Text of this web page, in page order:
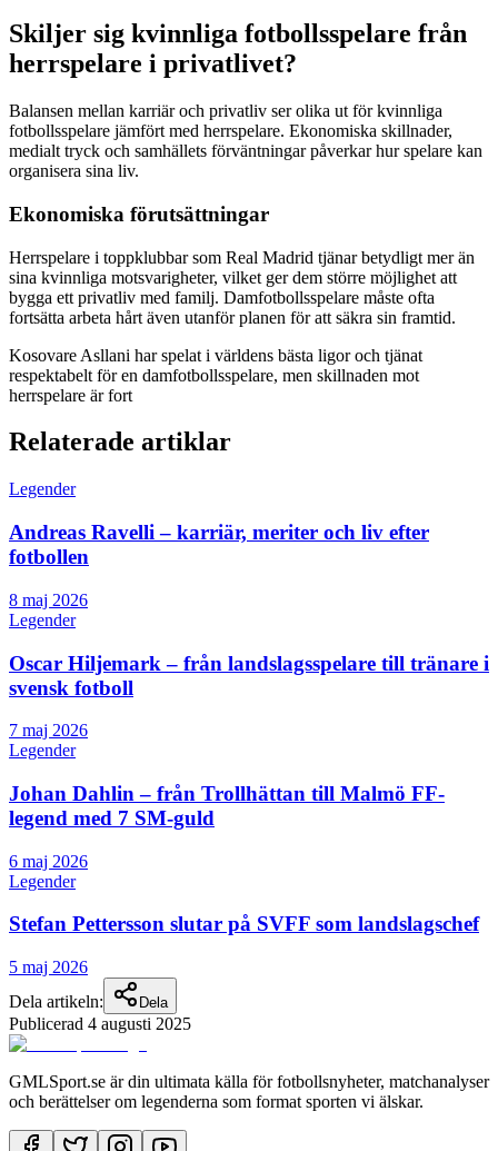
Skiljer sig kvinnliga fotbollsspelare från
herrspelare i privatlivet?
Balansen mellan karriär och privatliv ser olika ut för kvinnliga
fotbollsspelare jämfört med herrspelare. Ekonomiska skillnader,
medialt tryck och samhällets förväntningar påverkar hur spelare kan
organisera sina liv.
Ekonomiska förutsättningar
Herrspelare i toppklubbar som Real Madrid tjänar betydligt mer än
sina kvinnliga motsvarigheter, vilket ger dem större möjlighet att
bygga ett privatliv med familj. Damfotbollsspelare måste ofta
fortsätta arbeta hårt även utanför planen för att säkra sin framtid.
Kosovare Asllani har spelat i världens bästa ligor och tjänat
respektabelt för en damfotbollsspelare, men skillnaden mot
herrspelare är fort
Relaterade artiklar
Legender
Andreas Ravelli – karriär, meriter och liv efter
fotbollen
8 maj 2026
Legender
Oscar Hiljemark – från landslagsspelare till tränare i
svensk fotboll
7 maj 2026
Legender
Johan Dahlin – från Trollhättan till Malmö FF-
legend med 7 SM-guld
6 maj 2026
Legender
Stefan Pettersson slutar på SVFF som landslagschef
5 maj 2026
Dela artikeln:
Dela
Publicerad 4 augusti 2025
GMLSport.se är din ultimata källa för fotbollsnyheter, matchanalyser
och berättelser om legenderna som format sporten vi älskar.